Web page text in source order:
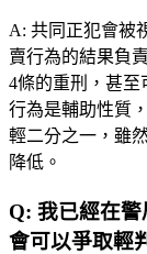
A: 共同正犯會被
賣行為的結果負
4條的重刑，甚
行為是輔助性質
輕二分之一，雖
降低。
Q: 我已經在
會可以爭取輕